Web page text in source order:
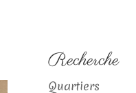
Recherche
Quartiers